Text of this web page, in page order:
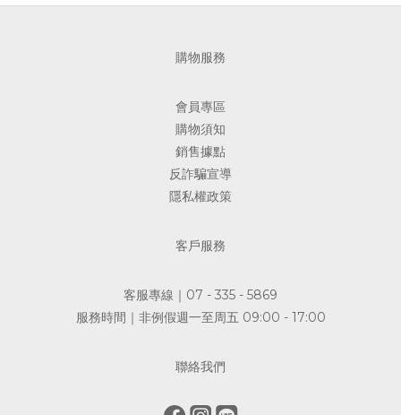
購物服務
會員專區
購物須知
銷售據點
反詐騙宣導
隱私權政策
客戶服務
客服專線｜07 - 335 - 5869
服務時間｜非例假週一至周五 09:00 - 17:00
聯絡我們